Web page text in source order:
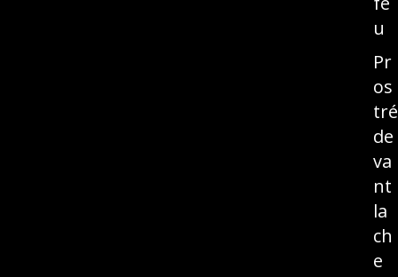
u
Pr
os
tré
de
va
nt
la
ch
e